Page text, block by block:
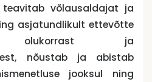
võlausaldajat ja
asjatundlikult ettevõtte
olukorrast ja
nõustab ja abistab
jooksul ning